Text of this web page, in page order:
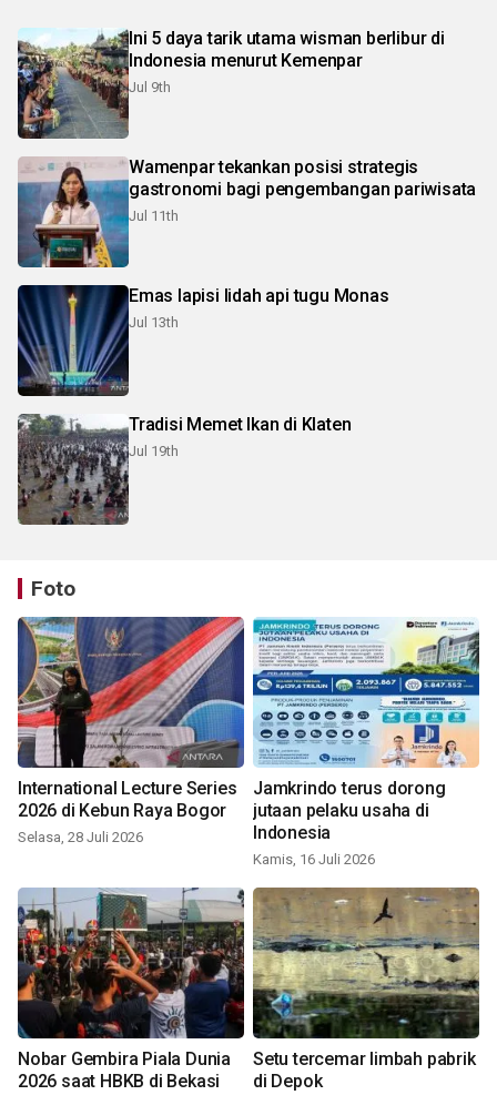
Ini 5 daya tarik utama wisman berlibur di
Indonesia menurut Kemenpar
Jul 9th
Wamenpar tekankan posisi strategis
gastronomi bagi pengembangan pariwisata
Jul 11th
Emas lapisi lidah api tugu Monas
Jul 13th
Tradisi Memet Ikan di Klaten
Jul 19th
Foto
International Lecture Series
2026 di Kebun Raya Bogor
Selasa, 28 Juli 2026
Jamkrindo terus dorong
jutaan pelaku usaha di
Indonesia
Kamis, 16 Juli 2026
Nobar Gembira Piala Dunia
2026 saat HBKB di Bekasi
Setu tercemar limbah pabrik
di Depok